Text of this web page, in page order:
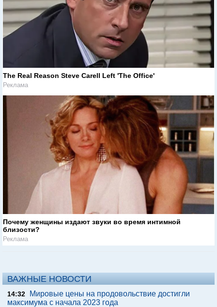
The Real Reason Steve Carell Left 'The Office'
Реклама
Почему женщины издают звуки во время интимной
близости?
Реклама
ВАЖНЫЕ НОВОСТИ
14:32
Мировые цены на продовольствие достигли
максимума с начала 2023 года